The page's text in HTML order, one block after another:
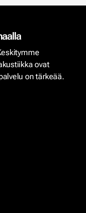
ovat
on tärkeää.